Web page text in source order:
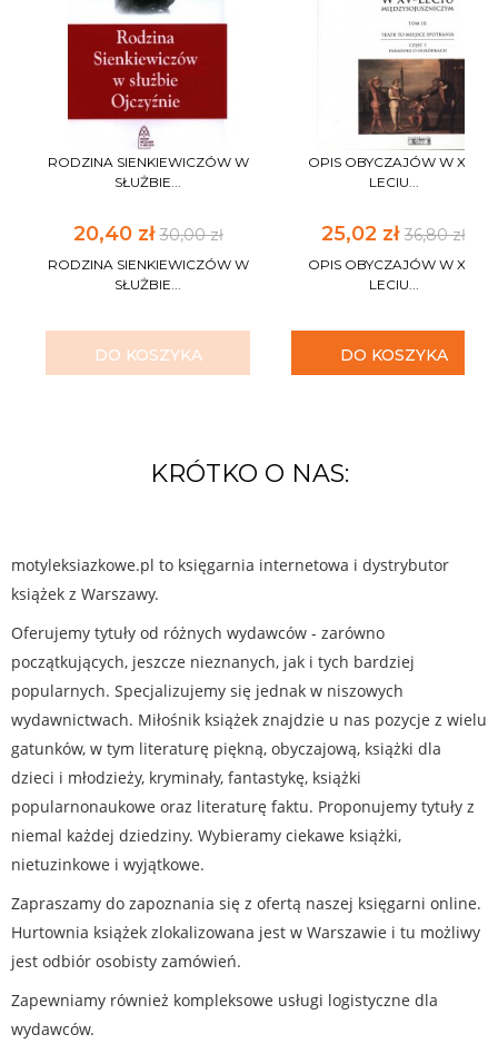
RODZINA SIENKIEWICZÓW W
SŁUŻBIE...
20,40 zł30,00 zł
RODZINA SIENKIEWICZÓW W
SŁUŻBIE...
DO KOSZYKA
OPIS OBYCZAJÓW W XV-
LECIU...
25,02 zł 36,80 zł
OPIS OBYCZAJÓW W XV-
LECIU...
DO KOSZYKA
KRÓTKO O NAS:
motyleksiazkowe.pl to księgarnia internetowa i dystrybutor
książek z Warszawy.
Oferujemy tytuły od różnych wydawców - zarówno
początkujących, jeszcze nieznanych, jak i tych bardziej
popularnych. Specjalizujemy się jednak w niszowych
wydawnictwach. Miłośnik książek znajdzie u nas pozycje z wielu
gatunków, w tym literaturę piękną, obyczajową, książki dla
dzieci i młodzieży, kryminały, fantastykę, książki
popularnonaukowe oraz literaturę faktu. Proponujemy tytuły z
niemal każdej dziedziny. Wybieramy ciekawe książki,
nietuzinkowe i wyjątkowe.
Zapraszamy do zapoznania się z ofertą naszej księgarni online.
Hurtownia książek zlokalizowana jest w Warszawie i tu możliwy
jest odbiór osobisty zamówień.
Zapewniamy również kompleksowe usługi logistyczne dla
wydawców.